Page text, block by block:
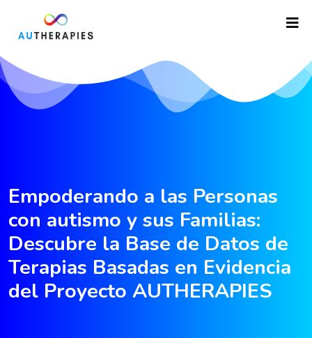
Empoderando a las Personas
con autismo y sus Familias:
Descubre la Base de Datos de
Terapias Basadas en Evidencia
del Proyecto AUTHERAPIES